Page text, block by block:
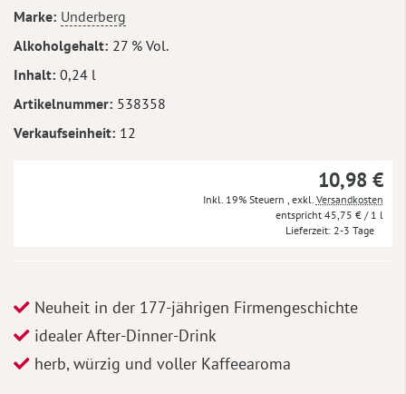
Mehr
Informationen
Marke Underberg
Alkoholgehalt 27 % Vol.
Inhalt 0,24 l
Artikelnummer 538358
Verkaufseinheit 12
10,98 €
Inkl. 19% Steuern exkl. Versandkosten
45,75 € / 1 l
Lieferzeit 2-3 Tage
Neuheit in der 177-jährigen Firmengeschichte
idealer After-Dinner-Drink
herb, würzig und voller Kaffeearoma